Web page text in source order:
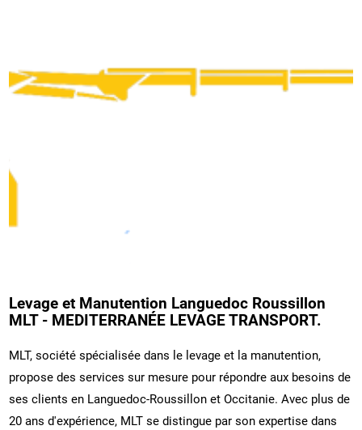
Levage et Manutention Languedoc Roussillon
MLT - MEDITERRANÉE LEVAGE TRANSPORT.
MLT, société spécialisée dans le levage et la manutention,
propose des services sur mesure pour répondre aux besoins de
ses clients en Languedoc-Roussillon et Occitanie. Avec plus de
20 ans d'expérience, MLT se distingue par son expertise dans